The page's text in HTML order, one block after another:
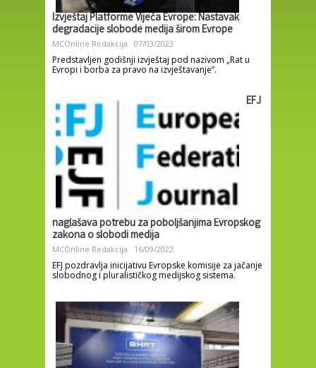
Izvještaj Platforme Vijeća Evrope: Nastavak
degradacije slobode medija širom Evrope
MCOnline Redakcija 07/03/2023
Predstavljen godišnji izvještaj pod nazivom „Rat u
Evropi i borba za pravo na izvještavanje”.
EFJ
naglašava potrebu za poboljšanjima Evropskog
zakona o slobodi medija
MCOnline Redakcija 16/09/2022
EFJ pozdravlja inicijativu Evropske komisije za jačanje
slobodnog i pluralističkog medijskog sistema.